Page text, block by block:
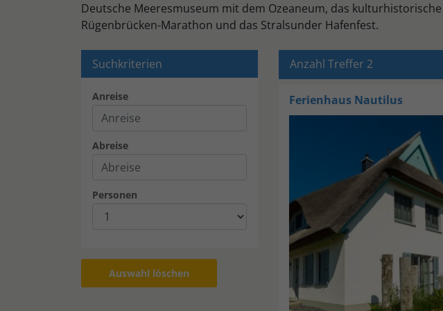
Deutsche Meeresmuseum mit dem Ozeaneum, das
Rügenbrücken-Marathon und das Stralsunder Hafenfest.
Suchkriterien
Anreise
Abreise
Personen
Auswahl löschen
Anzahl Treffer 2
Ferienhaus Nautilus